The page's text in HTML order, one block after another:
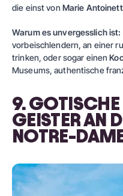
die einst von Marie
Warum es unvergesslich ist:
vorbeischlendern, an einer
trinken, oder sogar einen
Museums, authentische
9.
GEISTER AN
NOTRE-